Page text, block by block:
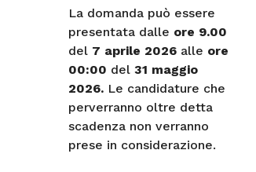
La domanda può essere
presentata dalle ore 9.00
del 7 aprile 2026 alle ore
00:00 del 31 maggio
2026. Le candidature che
perverranno oltre detta
scadenza non verranno
prese in considerazione.